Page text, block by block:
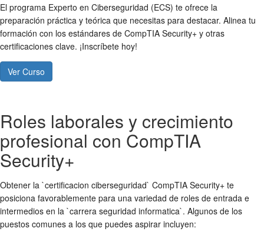
El programa Experto en Ciberseguridad (ECS) te ofrece la
preparación práctica y teórica que necesitas para destacar. Alinea tu
formación con los estándares de CompTIA Security+ y otras
certificaciones clave. ¡Inscríbete hoy!
Ver Curso
Roles laborales y crecimiento
profesional con CompTIA
Security+
Obtener la `certificacion ciberseguridad` CompTIA Security+ te
posiciona favorablemente para una variedad de roles de entrada e
intermedios en la `carrera seguridad informatica`. Algunos de los
puestos comunes a los que puedes aspirar incluyen: